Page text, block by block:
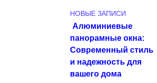
НОВЫЕ ЗАПИСИ
Алюминиевые
панорамные окна:
Современный стиль
и надежность для
вашего дома